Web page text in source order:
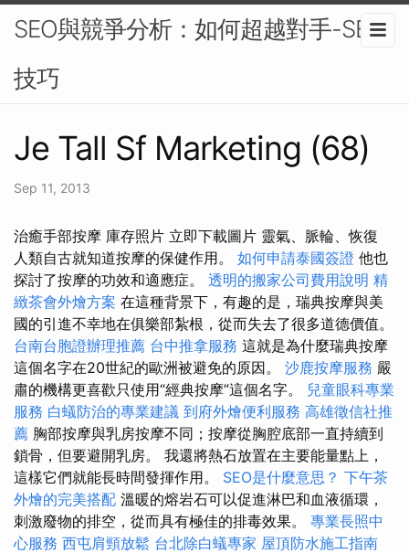
SEO與競爭分析：如何超越對手-SEO
技巧
Je Tall Sf Marketing (68)
Sep 11, 2013
治癒手部按摩 庫存照片 立即下載圖片 靈氣、脈輪、恢復
人類自古就知道按摩的保健作用。 如何申請泰國簽證 他也
探討了按摩的功效和適應症。 透明的搬家公司費用說明 精
緻茶會外燴方案 在這種背景下，有趣的是，瑞典按摩與美
國的引進不幸地在俱樂部紮根，從而失去了很多道德價值。
台南台胞證辦理推薦 台中推拿服務 這就是為什麼瑞典按摩
這個名字在20世紀的歐洲被避免的原因。 沙鹿按摩服務 嚴
肅的機構更喜歡只使用“經典按摩”這個名字。 兒童眼科專業
服務 白蟻防治的專業建議 到府外燴便利服務 高雄徵信社推
薦 胸部按摩與乳房按摩不同；按摩從胸腔底部一直持續到
鎖骨，但要避開乳房。 我還將熱石放置在主要能量點上，
這樣它們就能長時間發揮作用。 SEO是什麼意思？ 下午茶
外燴的完美搭配 溫暖的熔岩石可以促進淋巴和血液循環，
刺激廢物的排空，從而具有極佳的排毒效果。 專業長照中
心服務 西屯肩頸放鬆 台北除白蟻專家 屋頂防水施工指南